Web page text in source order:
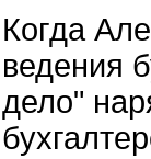
Когда
ведения
дело"